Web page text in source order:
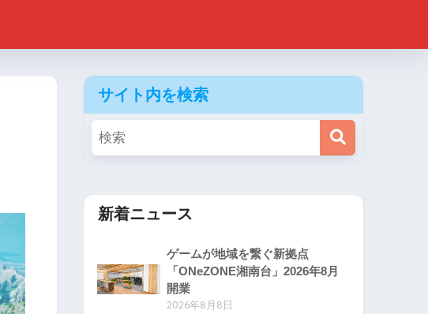
サイト内を検索
新着ニュース
ゲームが地域を繋ぐ新拠点
「ONeZONE湘南台」2026年8月
開業
2026年8月8日